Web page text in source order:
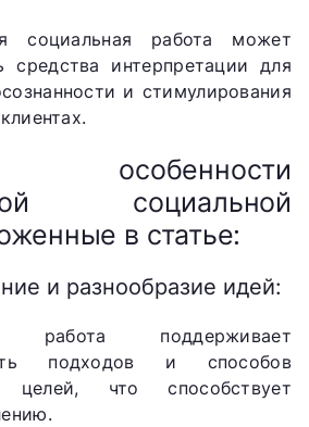
социальная работа может
средства интерпретации для
и стимулирования
особенности
социальной
в статье:
и разнообразие идей:
работа поддерживает
подходов и способов
целей, что способствует